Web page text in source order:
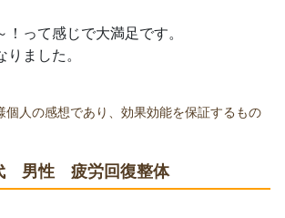
！って感じで大満足です。
ました。
人の感想であり、効果効能を保証するもの
男性 疲労回復整体